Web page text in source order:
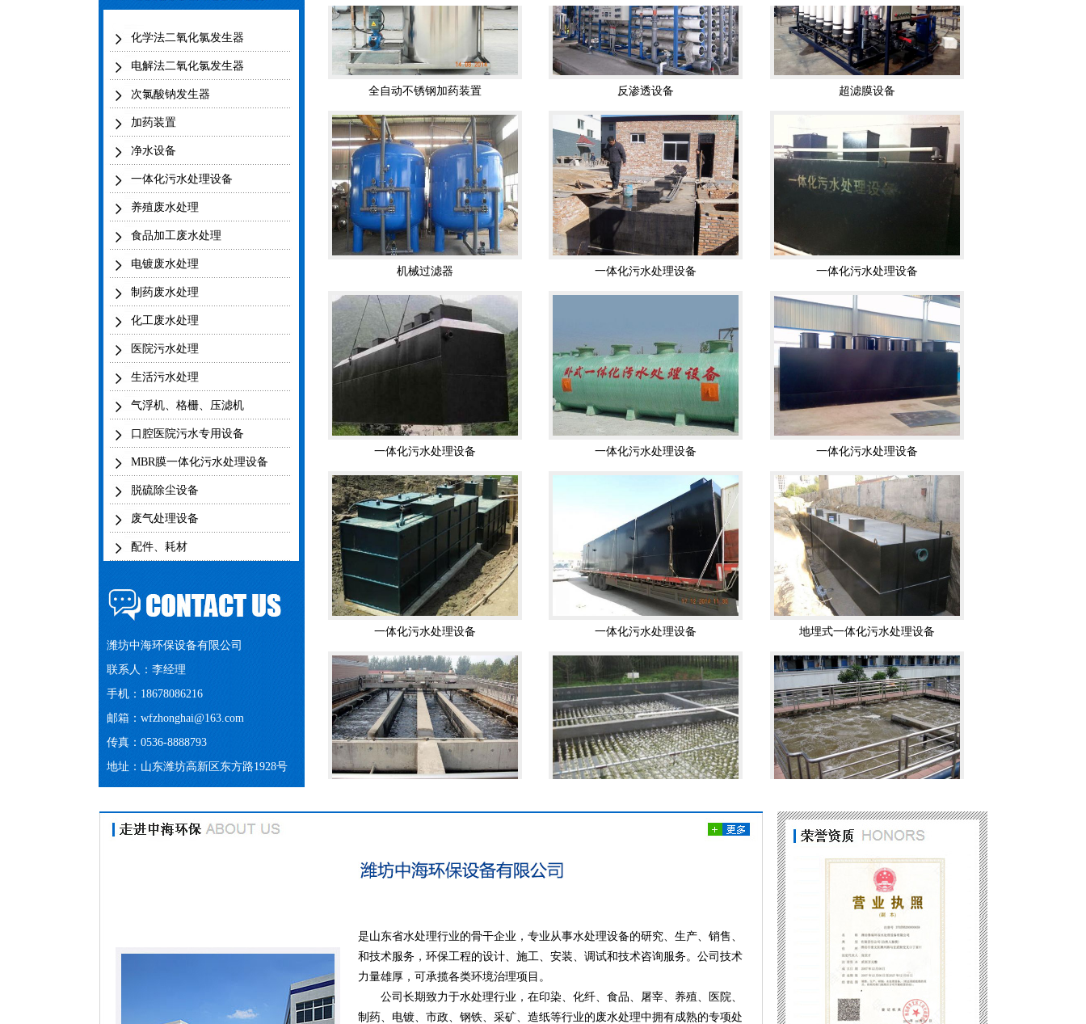
化学法二氧化氯发生器
电解法二氧化氯发生器
次氯酸钠发生器
加药装置
净水设备
一体化污水处理设备
养殖废水处理
食品加工废水处理
电镀废水处理
制药废水处理
化工废水处理
医院污水处理
生活污水处理
气浮机、格栅、压滤机
口腔医院污水专用设备
MBR膜一体化污水处理设备
脱硫除尘设备
废气处理设备
配件、耗材
潍坊中海环保设备有限公司
联系人：李经理
手机：18678086216
邮箱： wfzhonghai@163.com
传真：0536-8888793
地址：山东潍坊高新区东方路1928号
全自动不锈钢加药装置 反渗透设备 超滤膜设备
机械过滤器 一体化污水处理设备 一体化污水处理设备
一体化污水处理设备 一体化污水处理设备
一体化污水处理设备 一体化污水处理设备 地埋式一体化污水处理设备
养殖污水处理 养殖污水处理 养殖污水处理
养殖污水处理设备
是山东省水处理行业的骨干企业，专业从事水处理设备的研究、生产、销售、
和技术服务，环保工程的设计、施工、安装、调试和技术咨询服务。公司技术
力量雄厚，可承揽各类环境治理项目。
公司长期致力于水处理行业，在印染、化纤、食品、屠宰、养殖、医院、
制药、电镀、市政、钢铁、采矿、造纸等行业的废水处理中拥有成熟的专项处